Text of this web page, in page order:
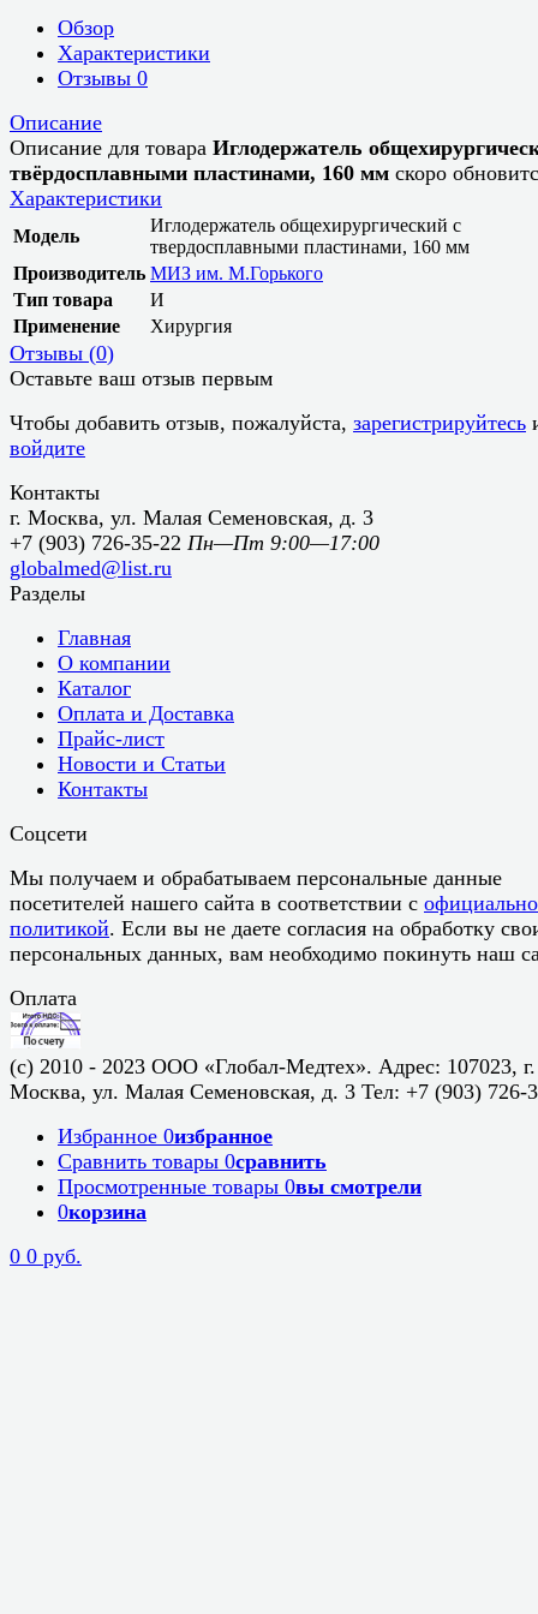
Обзор
Характеристики
Отзывы 0
Описание
Описание для товара Иглодержатель
твёрдосплавными пластинами, 160 мм скоро
Характеристики
Модель
Иглодержатель общехирургический с
твердосплавными пластинами, 160 мм
Производитель МИЗ им. М.Горького
Тип товара
И
Применение
Хирургия
Отзывы (0)
Оставьте ваш отзыв первым
Чтобы добавить отзыв, пожалуйста, зарегистрируйтесь
войдите
Контакты
г. Москва, ул. Малая Семеновская, д. 3
+7 (903) 726-35-22 Пн—Пт 9:00—17:00
globalmed@list.ru
Разделы
Главная
О компании
Каталог
Оплата и Доставка
Прайс-лист
Новости и Статьи
Контакты
Соцсети
Мы получаем и обрабатываем персональные данные
посетителей нашего сайта в соответствии с
политикой. Если вы не даете согласия на обработку
персональных данных, вам необходимо покинуть наш
Оплата
(c) 2010 - 2023 ООО «Глобал-Медтех». Адрес: 107023, г.
Москва, ул. Малая Семеновская, д. 3 Тел: +7 (903) 726-
Избранное 0избранное
Сравнить товары 0сравнить
Просмотренные товары 0вы смотрели
0корзина
0 0 руб.